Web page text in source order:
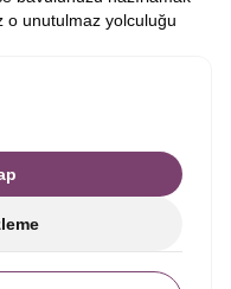
o unutulmaz yolculuğu